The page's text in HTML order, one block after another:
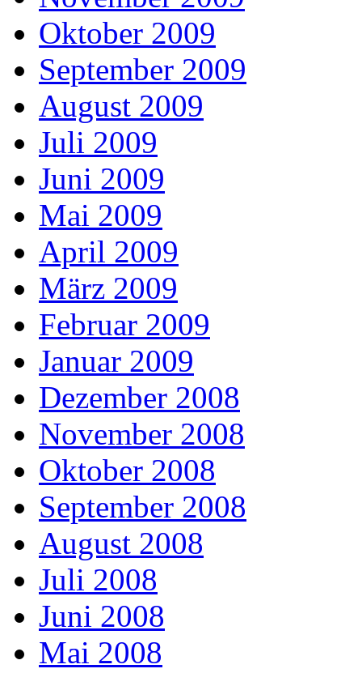
Oktober 2009
September 2009
August 2009
Juli 2009
Juni 2009
Mai 2009
April 2009
März 2009
Februar 2009
Januar 2009
Dezember 2008
November 2008
Oktober 2008
September 2008
August 2008
Juli 2008
Juni 2008
Mai 2008